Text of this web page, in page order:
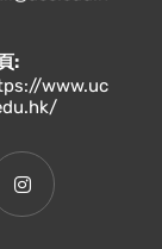
:
www.uc
Opens